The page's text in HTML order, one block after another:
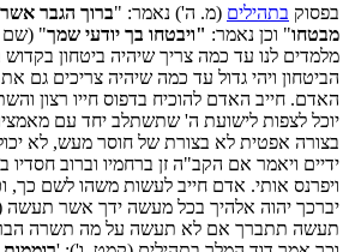
בפסוק בתהילים (מ. ה') נאמר: "ברוך הגבר
מבטחו" וכן נאמר: "ויבטחו בך יודעי שמך" (שם
מלמדים לנו עד כמה צריך שיהיה ביטחון
הביטחון ויהי גדול עד כמה שיהיה צריכים גם
האדם. חייב האדם להוכיח בדפוס חייו רצון
יוכל לצפות לישועת ה' שתשתלב יחד עם
בצורה אפטית לא בצורת של חוסר מעש, לא
ידיים ויאמר אם הקב"ה זן ברחמיו וברוב חסדיו
ויפרנס אותי. אדם חייב לעשות משהו לשם כך,
יברכך יהוה אלהיך בכל מעשה ידך אשר תעשה
תעשה תתברך אם לא תעשה על מה תשרה